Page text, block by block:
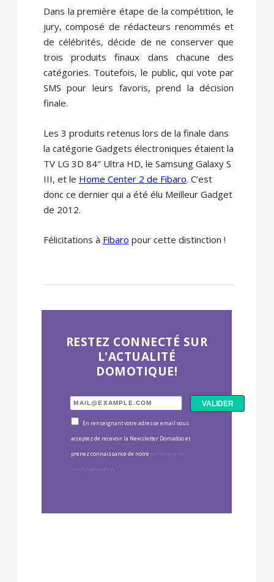
Dans la première étape de la compétition, le
jury, composé de rédacteurs renommés et
de célébrités, décide de ne conserver que
trois produits finaux dans chacune des
catégories. Toutefois, le public, qui vote par
SMS pour leurs favoris, prend la décision
finale.
Les 3 produits retenus lors de la finale dans
la catégorie Gadgets électroniques étaient la
TV LG 3D 84″ Ultra HD, le Samsung Galaxy S
III, et le Home Center 2 de Fibaro. C’est
donc ce dernier qui a été élu Meilleur Gadget
de 2012.
Félicitations à Fibaro pour cette distinction !
RESTEZ CONNECTÉ SUR
L'ACTUALITÉ
DOMOTIQUE!
En renseignant votre adresse email vous
acceptez de recevoir la Newsletter Domadoo et
prenez connaissance de notre
.